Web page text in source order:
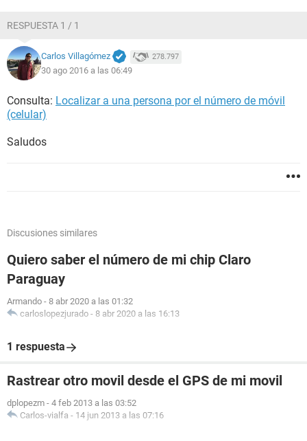
RESPUESTA 1 / 1
Carlos Villagómez 278.797
30 ago 2016 a las 06:49
Consulta: Localizar a una persona por el número de móvil
(celular)
Saludos
Discusiones similares
Quiero saber el número de mi chip Claro
Paraguay
Armando - 8 abr 2020 a las 01:32
carloslopezjurado - 8 abr 2020 a las 16:13
1 respuesta
Rastrear otro movil desde el GPS de mi movil
dplopezm - 4 feb 2013 a las 03:52
Carlos-vialfa - 14 jun 2013 a las 07:16